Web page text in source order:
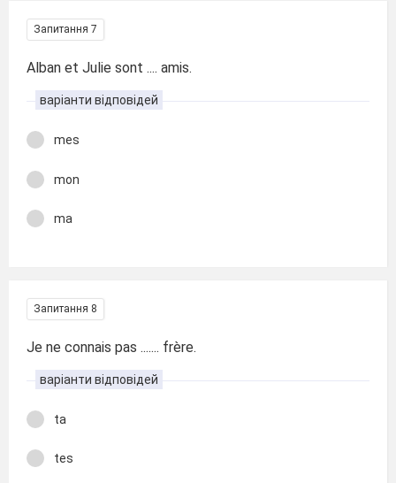
Запитання 7
Alban et Julie sont .... amis.
варіанти відповідей
mes
mon
ma
Запитання 8
Je ne connais pas ....... frère.
варіанти відповідей
ta
tes